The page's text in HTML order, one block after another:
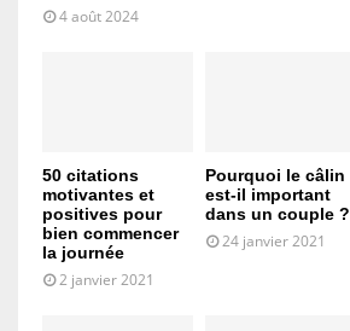
4 août 2024
50 citations
motivantes et
positives pour
bien commencer
la journée
2 janvier 2021
Pourquoi le câlin
est-il important
dans un couple ?
24 janvier 2021